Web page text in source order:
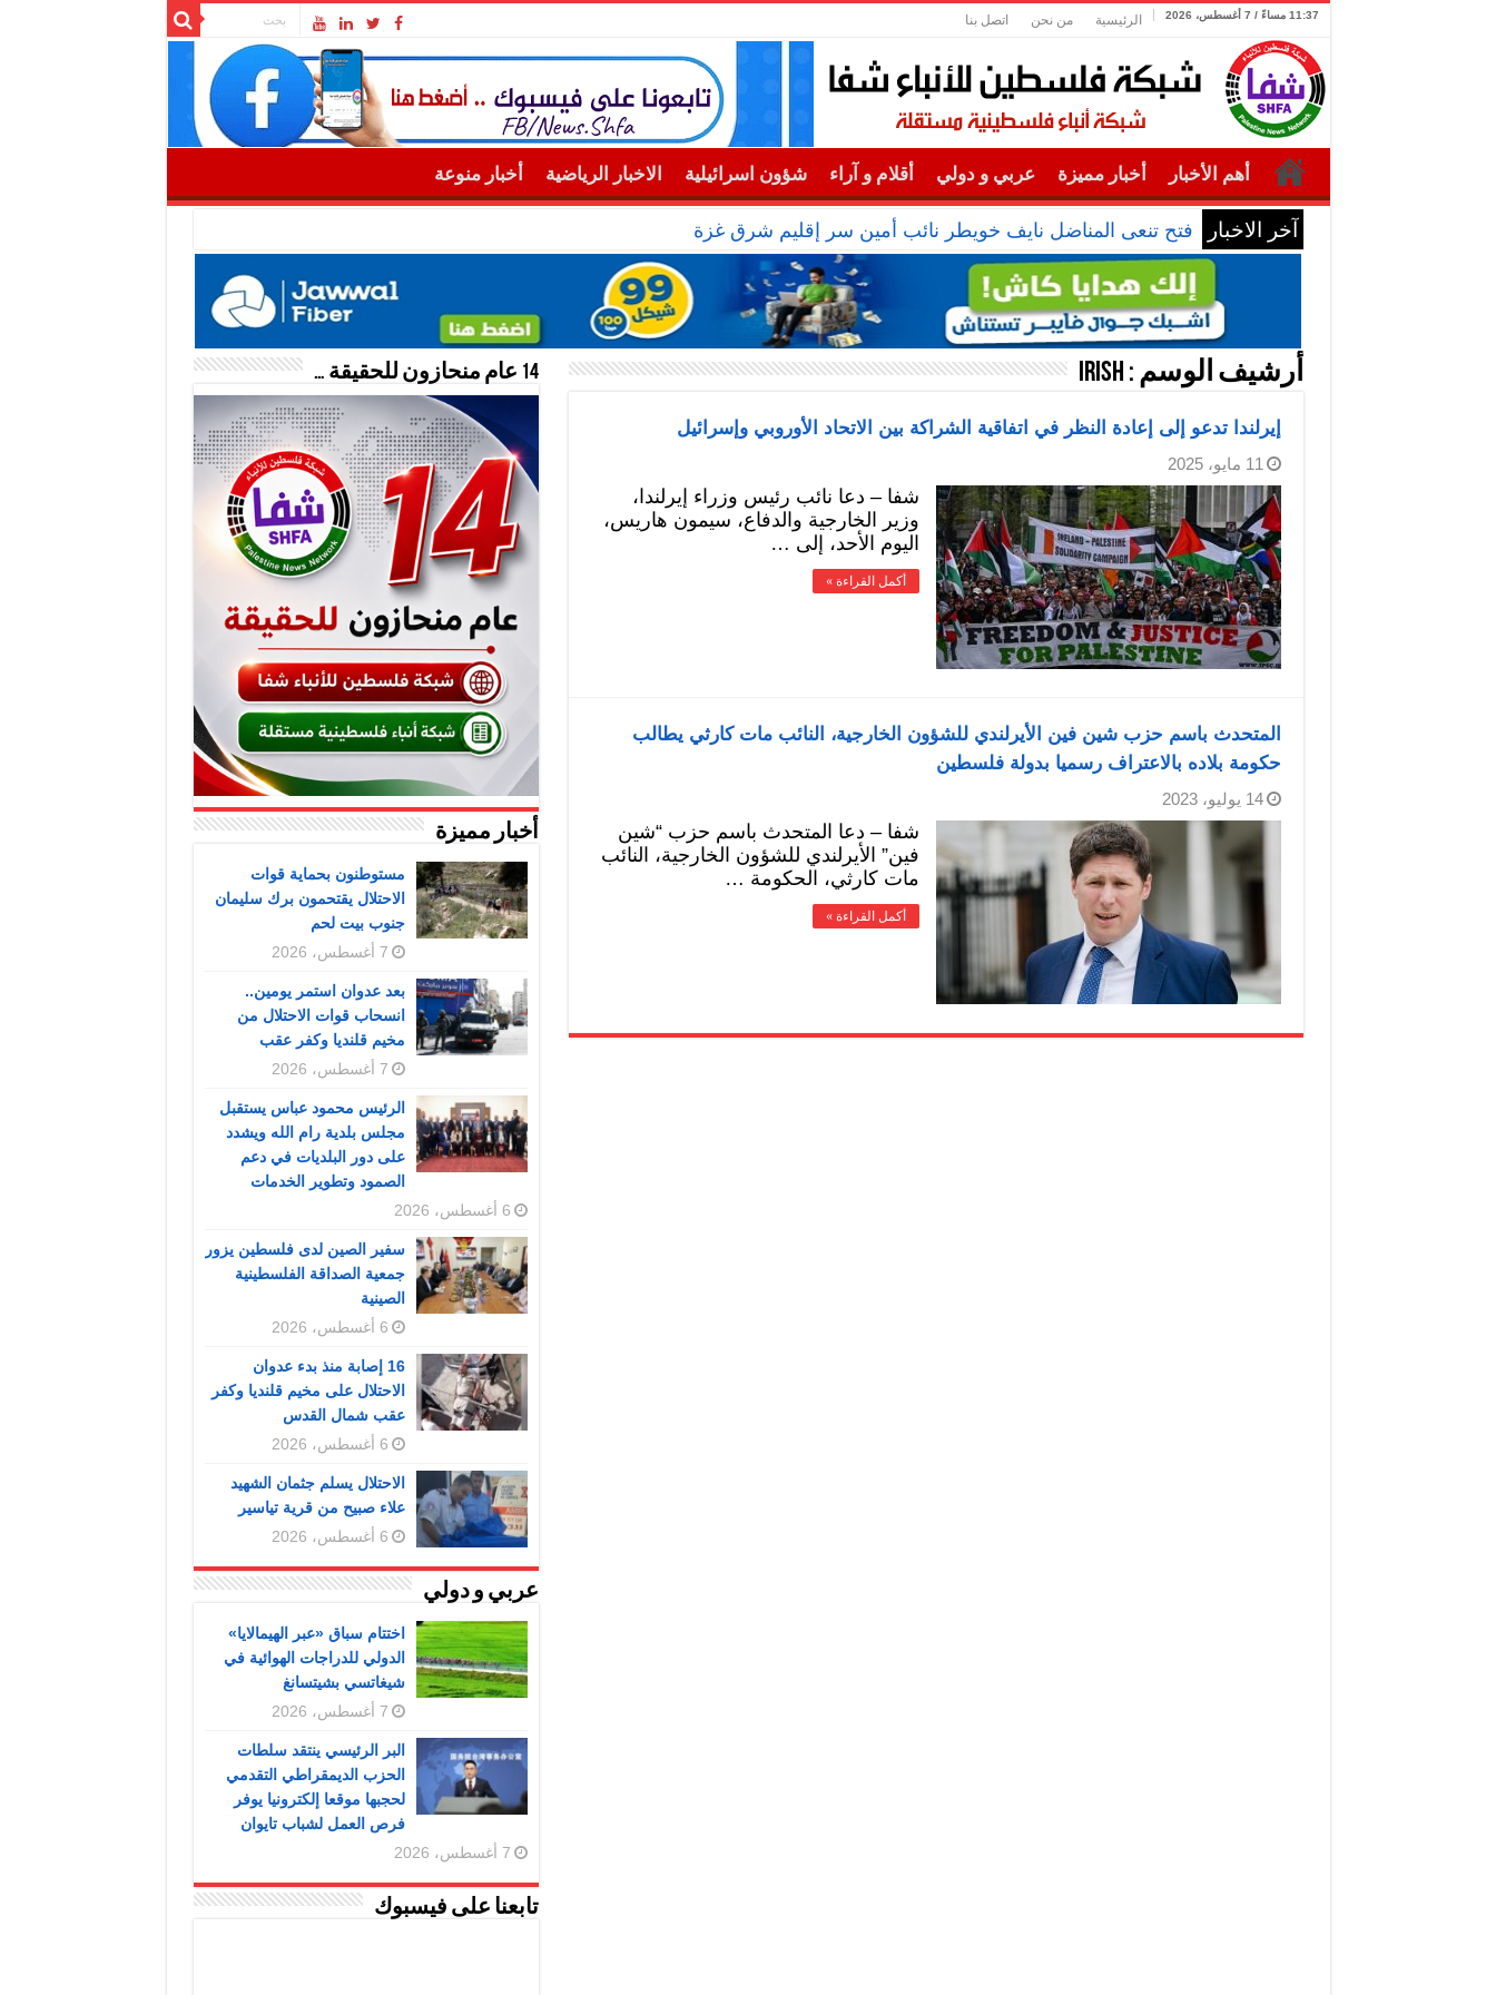
11:37 مساءً / 7 أغسطس، 2026 الرئيسية من نحن اتصل بنا
أهم الأخبار أخبار مميزة عربي و دولي أقلام و آراء شؤون اسرائيلية الاخبار الرياضية أخبار منوعة
آخر الاخبار فتح تنعى المناضل نايف خويطر نائب أمين سر إقليم شرق غزة
أرشيف الوسم : Irish
إيرلندا تدعو إلى إعادة النظر في اتفاقية الشراكة بين الاتحاد الأوروبي وإسرائيل
11 مايو، 2025
شفا – دعا نائب رئيس وزراء إيرلندا،
وزير الخارجية والدفاع، سيمون هاريس،
اليوم الأحد، إلى …
أكمل القراءة »
المتحدث باسم حزب شين فين الأيرلندي للشؤون الخارجية، النائب مات كارثي يطالب
حكومة بلاده بالاعتراف رسميا بدولة فلسطين
14 يوليو، 2023
شفا – دعا المتحدث باسم حزب “شين
فين” الأيرلندي للشؤون الخارجية، النائب
مات كارثي، الحكومة …
أكمل القراءة »
14 عام منحازون للحقيقة …
أخبار مميزة
مستوطنون بحماية قوات
الاحتلال يقتحمون برك سليمان
جنوب بيت لحم
7 أغسطس، 2026
بعد عدوان استمر يومين..
انسحاب قوات الاحتلال من
مخيم قلنديا وكفر عقب
7 أغسطس، 2026
الرئيس محمود عباس يستقبل
مجلس بلدية رام الله ويشدد
على دور البلديات في دعم
الصمود وتطوير الخدمات
6 أغسطس، 2026
سفير الصين لدى فلسطين يزور
جمعية الصداقة الفلسطينية
الصينية
6 أغسطس، 2026
16 إصابة منذ بدء عدوان
الاحتلال على مخيم قلنديا وكفر
عقب شمال القدس
6 أغسطس، 2026
الاحتلال يسلم جثمان الشهيد
علاء صبيح من قرية تياسير
6 أغسطس، 2026
عربي و دولي
اختتام سباق «عبر الهيمالايا»
الدولي للدراجات الهوائية في
شيغاتسي بشيتسانغ
7 أغسطس، 2026
البر الرئيسي ينتقد سلطات
الحزب الديمقراطي التقدمي
لحجبها موقعا إلكترونيا يوفر
فرص العمل لشباب تايوان
7 أغسطس، 2026
تابعنا على فيسبوك